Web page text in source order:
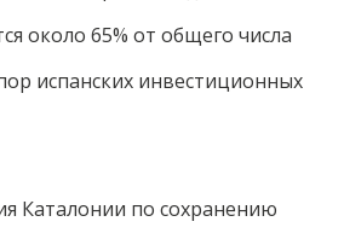
около 65% от общего числа
испанских инвестиционных
Каталонии по сохранению